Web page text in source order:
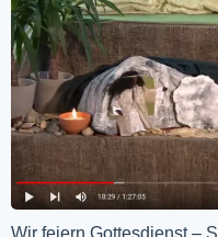
Wir feiern Gottesdienst –